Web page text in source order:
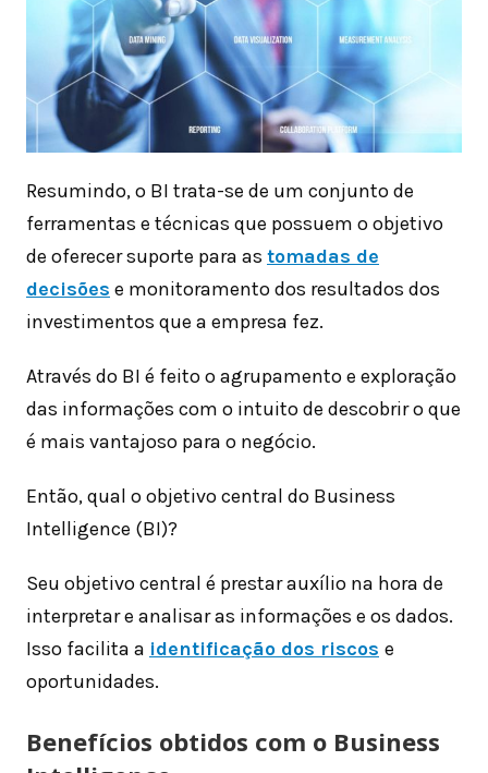
Resumindo, o BI trata-se de um conjunto de
ferramentas e técnicas que possuem o objetivo
de oferecer suporte para as tomadas de
decisões e monitoramento dos resultados dos
investimentos que a empresa fez.
Através do BI é feito o agrupamento e exploração
das informações com o intuito de descobrir o que
é mais vantajoso para o negócio.
Então, qual o objetivo central do Business
Intelligence (BI)?
Seu objetivo central é prestar auxílio na hora de
interpretar e analisar as informações e os dados.
Isso facilita a identificação dos riscos e
oportunidades.
Benefícios obtidos com o Business